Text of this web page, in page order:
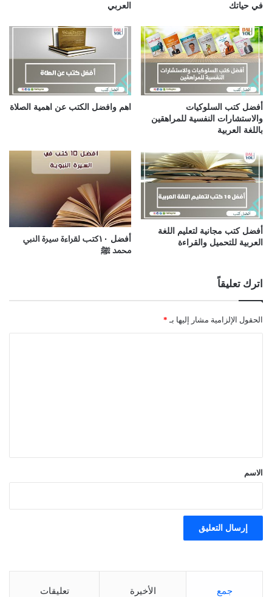
ي
في حياتك
العربي
أفضل كتب السلوكيات
والاستشارات النفسية للمراهقين
باللغة العربية
اهم وافضل الكتب عن اهمية الصلاة
أفضل كتب مجانية لتعليم اللغة
العربية للتحميل والقراءة
أفضل ١٠كتب لقراءة سيرة النبي
محمد ﷺ
اترك تعليقاً
الحقول الإلزامية مشار إليها بـ *
*الاسم
جمع الأخيرة تعليقات